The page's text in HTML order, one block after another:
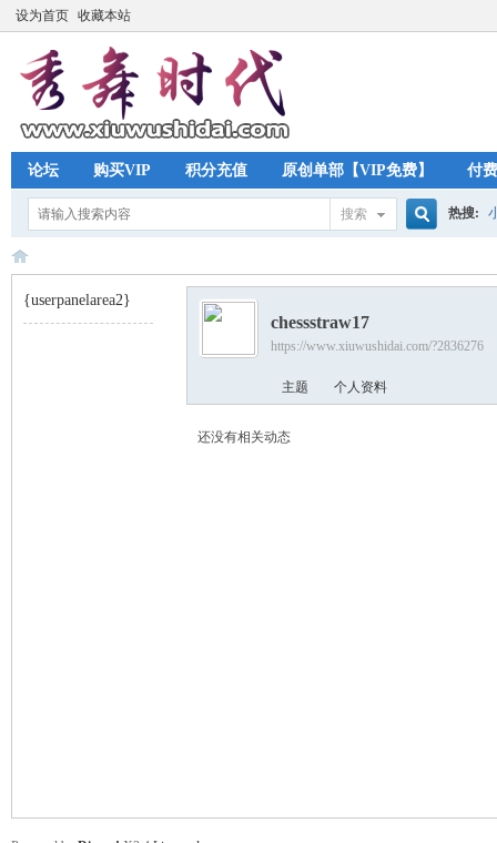
设为首页 收藏本站
论坛 购买VIP 积分充值 原创单部【VIP免费】 付
搜索
索
热搜:
{userpanelarea2}
chessstraw17
https://www.xiuwushidai.com/?2836276
主题 个人资料
还没有相关动态